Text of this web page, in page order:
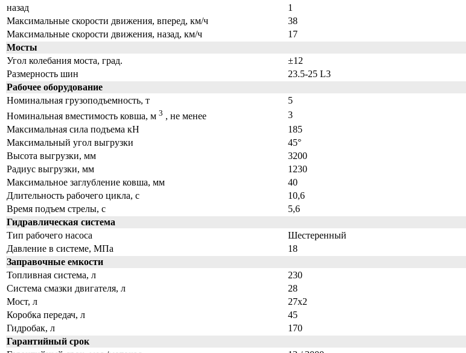
назад
1
Максимальные скорости движения, вперед, км/ч
38
Максимальные скорости движения, назад, км/ч
17
Мосты
Угол колебания моста, град.
±12
Размерность шин
23.5-25 L3
Рабочее оборудование
Номинальная грузоподъемность, т
5
Номинальная вместимость ковша, м 3 , не менее
3
Максимальная сила подъема кН
185
Максимальный угол выгрузки
45°
Высота выгрузки, мм
3200
Радиус выгрузки, мм
1230
Максимальное заглубление ковша, мм
40
Длительность рабочего цикла, с
10,6
Время подъем стрелы, с
5,6
Гидравлическая система
Тип рабочего насоса
Шестеренный
Давление в системе, МПа
18
Заправочные емкости
Топливная система, л
230
Система смазки двигателя, л
28
Мост, л
27х2
Коробка передач, л
45
Гидробак, л
170
Гарантийный срок